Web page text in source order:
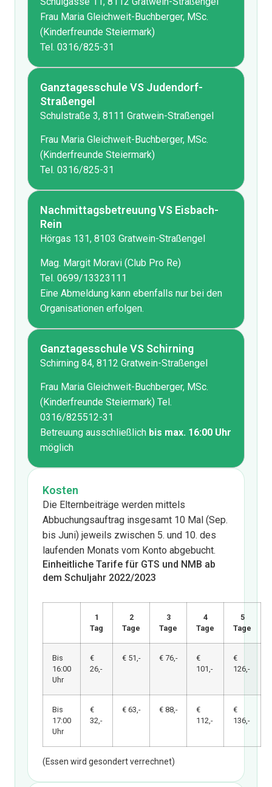
Frau Maria Gleichweit-Buchberger, MSc.
(Kinderfreunde Steiermark)
Tel. 0316/825-31
Ganztagesschule VS Judendorf-
Straßengel
Schulstraße 3, 8111 Gratwein-Straßengel
Frau Maria Gleichweit-Buchberger, MSc.
(Kinderfreunde Steiermark)
Tel. 0316/825-31
Nachmittagsbetreuung VS Eisbach-
Rein
Hörgas 131, 8103 Gratwein-Straßengel
Mag. Margit Moravi (Club Pro Re)
Tel. 0699/13323111
Eine Abmeldung kann ebenfalls nur bei den
Organisationen erfolgen.
Ganztagesschule VS Schirning​
Schirning 84, 8112 Gratwein-Straßengel
Frau Maria Gleichweit-Buchberger, MSc.
(Kinderfreunde Steiermark) Tel.
0316/825512-31
Betreuung ausschließlich bis max. 16:00 Uhr
möglich
Kosten
Die Elternbeiträge werden mittels
Abbuchungsauftrag insgesamt 10 Mal (Sep.
bis Juni) jeweils zwischen 5. und 10. des
laufenden Monats vom Konto abgebucht.
Einheitliche Tarife für GTS und NMB ab
dem Schuljahr 2022/2023
1
Tag
2
Tage
3
Tage
4
Tage
5
Tage
Bis
16:00
Uhr
€
26,-
€ 51,- € 76,-
€
101,-
€
126,-
Bis
17:00
Uhr
€
32,-
€ 63,- € 88,-
€
112,-
€
136,-
(Essen wird gesondert verrechnet)